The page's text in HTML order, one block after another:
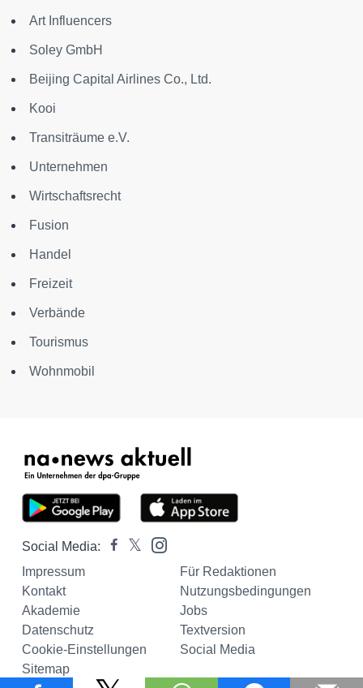
Art Influencers
Soley GmbH
Beijing Capital Airlines Co., Ltd.
Kooi
Transiträume e.V.
Unternehmen
Wirtschaftsrecht
Fusion
Handel
Freizeit
Verbände
Tourismus
Wohnmobil
Social Media:
Impressum
Für Redaktionen
Kontakt
Nutzungsbedingungen
Akademie
Jobs
Datenschutz
Textversion
Cookie-Einstellungen
Social Media
Sitemap